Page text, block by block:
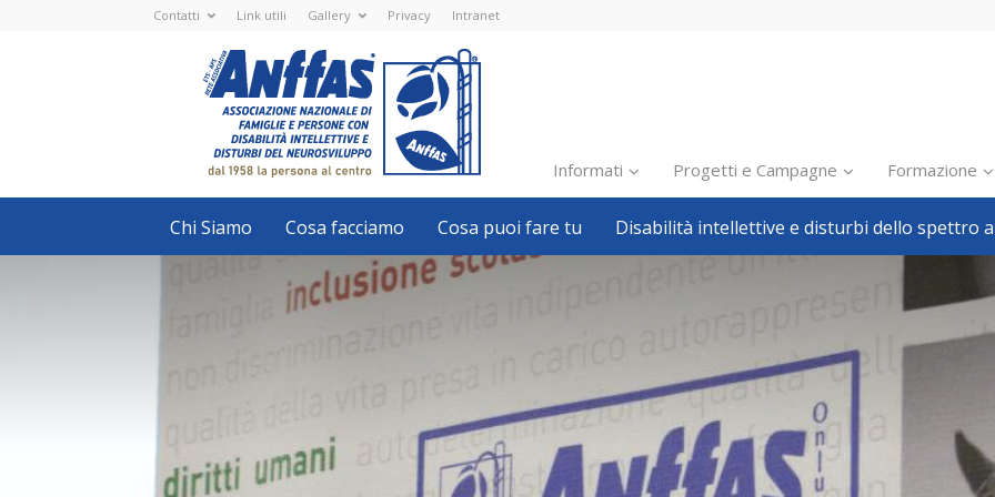
Contatti Link utili Gallery Privacy Intranet
Nazionale
ETS
-
APS
Associazione
Nazionale
di
Famiglie
e
con
disabilità
intellettive
neurosviluppo
Informati
Inclusione scolastica
Inclusione lavorativa
Politiche sociali
Pillole
Formazione
Avvisi, bandi
Welfare locale
Progetti e Campagne Formazione
Chi Siamo Cosa facciamo Cosa puoi fare tu Disabilità intellettive e disturbi dello spettro